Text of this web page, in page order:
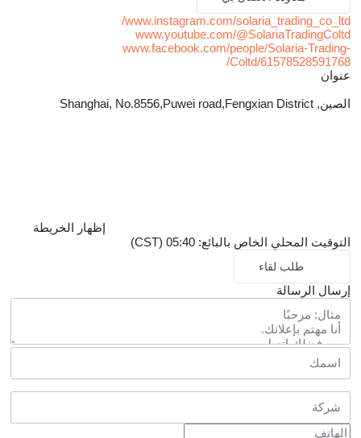
www.instagram.com/solaria_trading_co_ltd/
www.youtube.com/@SolariaTradingColtd
www.facebook.com/people/Solaria-Trading-
Coltd/61578528591768/
عنوان
الصين, Shanghai, No.8556,Puwei road,Fengxian District
إظهار الخريطة
التوقيت المحلي الخاص بالبائع: 05:40 (CST)
طلب لقاء
إرسال الرسالة